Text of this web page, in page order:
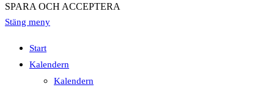
SPARA OCH ACCEPTERA
Stäng meny
Start
Kalendern
Kalendern